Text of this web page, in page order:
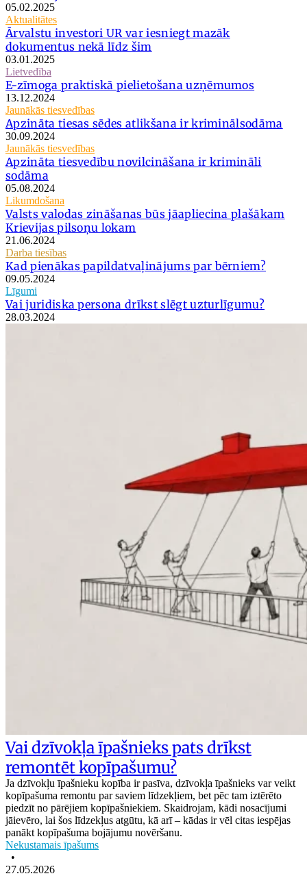
05.02.2025
Aktualitātes
Ārvalstu investori UR var iesniegt mazāk
dokumentus nekā līdz šim
03.01.2025
Lietvedība
E-zīmoga praktiskā pielietošana uzņēmumos
13.12.2024
Jaunākās tiesvedības
Apzināta tiesas sēdes atlikšana ir kriminālsodāma
30.09.2024
Jaunākās tiesvedības
Apzināta tiesvedību novilcināšana ir krimināli
sodāma
05.08.2024
Likumdošana
Valsts valodas zināšanas būs jāapliecina plašākam
Krievijas pilsoņu lokam
21.06.2024
Darba tiesības
Kad pienākas papildatvaļinājums par bērniem?
09.05.2024
Līgumi
Vai juridiska persona drīkst slēgt uzturlīgumu?
28.03.2024
Vai dzīvokļa īpašnieks pats drīkst
remontēt kopīpašumu?
Ja dzīvokļu īpašnieku kopība ir pasīva, dzīvokļa īpašnieks var veikt
kopīpašuma remontu par saviem līdzekļiem, bet pēc tam iztērēto
piedzīt no pārējiem kopīpašniekiem. Skaidrojam, kādi nosacījumi
jāievēro, lai šos līdzekļus atgūtu, kā arī – kādas ir vēl citas iespējas
panākt kopīpašuma bojājumu novēršanu.
Nekustamais īpašums
•
27.05.2026